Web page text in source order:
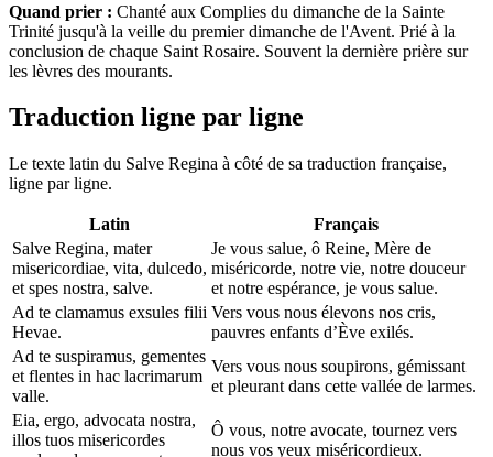
Quand prier : Chanté aux Complies du dimanche de la Sainte
Trinité jusqu'à la veille du premier dimanche de l'Avent. Prié à la
conclusion de chaque Saint Rosaire. Souvent la dernière prière sur
les lèvres des mourants.
Traduction ligne par ligne
Le texte latin du Salve Regina à côté de sa traduction française,
ligne par ligne.
Latin
Français
Salve Regina, mater
misericordiae, vita, dulcedo,
et spes nostra, salve.
Je vous salue, ô Reine, Mère de
miséricorde, notre vie, notre douceur
et notre espérance, je vous salue.
Ad te clamamus exsules filii
Hevae.
Vers vous nous élevons nos cris,
pauvres enfants d’Ève exilés.
Ad te suspiramus, gementes
et flentes in hac lacrimarum
valle.
Vers vous nous soupirons, gémissant
et pleurant dans cette vallée de larmes.
Eia, ergo, advocata nostra,
illos tuos misericordes
Ô vous, notre avocate, tournez vers
nous vos yeux miséricordieux.